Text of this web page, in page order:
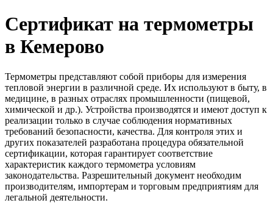
Сертификат на термометры
в Кемерово
Термометры представляют собой приборы для измерения
тепловой энергии в различной среде. Их используют в быту, в
медицине, в разных отраслях промышленности (пищевой,
химической и др.). Устройства производятся и имеют доступ к
реализации только в случае соблюдения нормативных
требований безопасности, качества. Для контроля этих и
других показателей разработана процедура обязательной
сертификации, которая гарантирует соответствие
характеристик каждого термометра условиям
законодательства. Разрешительный документ необходим
производителям, импортерам и торговым предприятиям для
легальной деятельности.